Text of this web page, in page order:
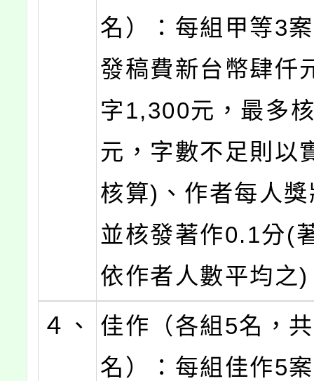
名）：每組甲等3
發稿費新台幣肆仟
字1,300元，最多
元，字數不足則以
核算)、作者每人
並核發著作0.1分(
依作者人數平均之
４、
佳作（各組5名，
名）：每組佳作5